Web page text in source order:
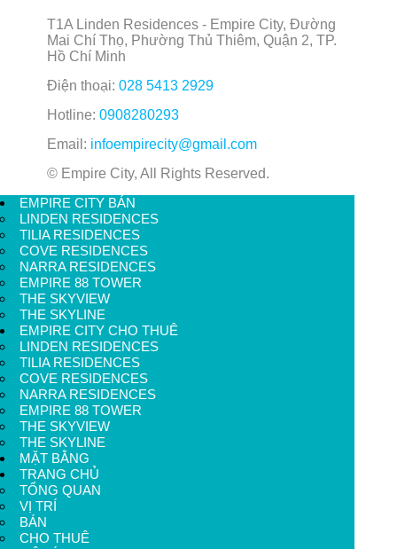
T1A Linden Residences - Empire City, Đường
Mai Chí Thọ, Phường Thủ Thiêm, Quận 2, TP.
Hồ Chí Minh
Điện thoại: 028 5413 2929
Hotline: 0908280293
Email: infoempirecity@gmail.com
© Empire City, All Rights Reserved.
EMPIRE CITY BÁN
LINDEN RESIDENCES
TILIA RESIDENCES
COVE RESIDENCES
NARRA RESIDENCES
EMPIRE 88 TOWER
THE SKYVIEW
THE SKYLINE
EMPIRE CITY CHO THUÊ
LINDEN RESIDENCES
TILIA RESIDENCES
COVE RESIDENCES
NARRA RESIDENCES
EMPIRE 88 TOWER
THE SKYVIEW
THE SKYLINE
MẶT BẰNG
TRANG CHỦ
TỔNG QUAN
VỊ TRÍ
BÁN
CHO THUÊ